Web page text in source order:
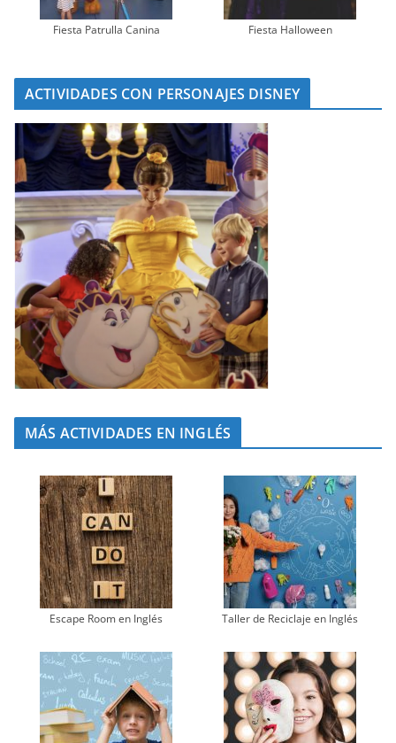
Fiesta Patrulla Canina Fiesta Halloween
ACTIVIDADES CON PERSONAJES DISNEY
MÁS ACTIVIDADES EN INGLÉS
Escape Room en Inglés Taller de Reciclaje en Inglés